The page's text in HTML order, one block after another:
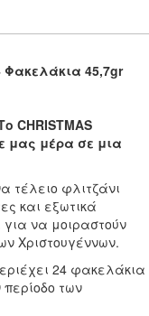
Φακελάκια 45,7gr
CHRISTMAS
μας μέρα σε μια
τέλειο φλιτζάνι
και εξωτικά
για να μοιραστούν
Χριστουγέννων.
24 φακελάκια
περίοδο των